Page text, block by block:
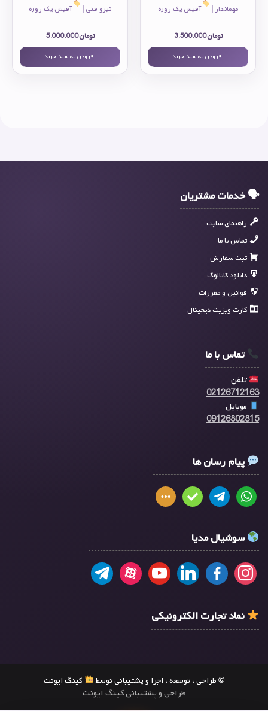
مهماندار | آفیش یک روزه
تومان3.500.000
افزودن به سبد خرید
نیرو فنی | آفیش یک روزه
تومان5.000.000
افزودن به سبد خرید
🗣 خدمات مشتریان
راهنمای سایت
تماس با ما
ثبت سفارش
دانلود کاتالوگ
قوانین و مقررات
کارت ویزیت دیجیتال
تماس با ما
تلفن
02126712163
موبایل
09126802815
پیام رسان ها
سوشیال مدیا
نماد تجارت الکترونیکی
© طراحی ، توسعه ، اجرا و پشتیبانی توسط کینگ ایونت
طراحی و پشتیبانی کینگ ایونت